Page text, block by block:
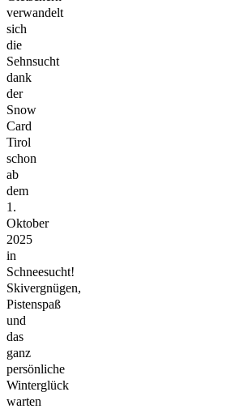
verwandelt
sich
die
Sehnsucht
dank
der
Snow
Card
Tirol
schon
ab
dem
1.
Oktober
2025
in
Schneesucht!
Skivergnügen,
Pistenspaß
und
das
ganz
persönliche
Winterglück
warten